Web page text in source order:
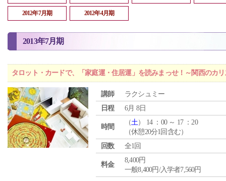
2012年7月期 2012年4月期
2013年7月期
タロット・カードで、「家庭運・住居運」を読みまっせ！～関西のカ
講師
ラクシュミー
日程
6月 8日
時間
（土） 14 ：00 ～ 17 ：20
（休憩20分1回含む）
回数
全1回
料金
8,400円
一般8,400円/入学者7,560円